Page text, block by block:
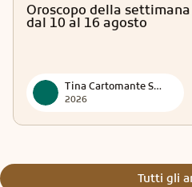
Oroscopo della
dal 10 al 16 agosto
Tina Cartomante Sensitiva
2026
Tutti gli